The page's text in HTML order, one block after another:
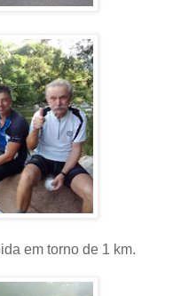
em torno de 1 km.